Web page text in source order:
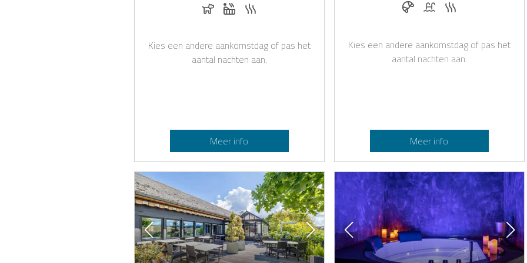
Kies een andere aankomstdag of pas het
aantal nachten aan.
Meer info
Kies een andere aankomstdag of pas het
aantal nachten aan.
Meer info